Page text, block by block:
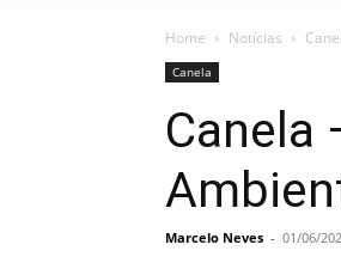
Home Notícias
Canela
Canela
Marcelo Neves - 01/06/